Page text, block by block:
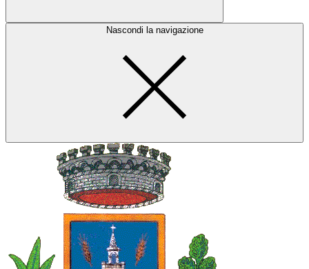
Nascondi la navigazione